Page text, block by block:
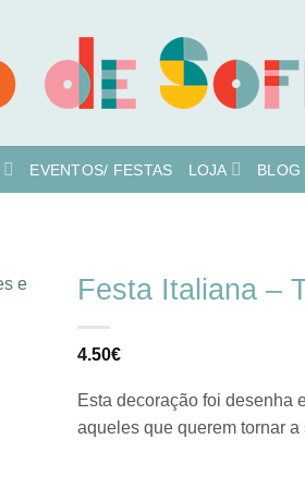
EVENTOS/ FESTAS LOJA BLOG
Festa Italiana –
4.50€
Esta decoração foi desenha
aqueles que querem tornar